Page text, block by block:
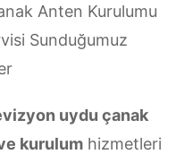
Anten Kurulumu
Sunduğumuz
uydu çanak
kurulumhizmetleri